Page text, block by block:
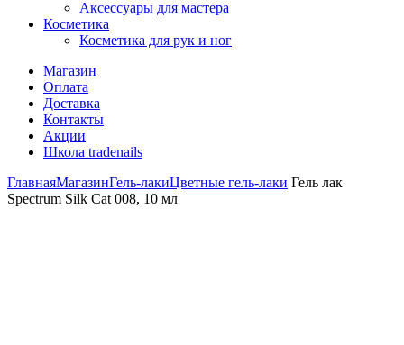
Аксессуары для мастера
Косметика
Косметика для рук и ног
Магазин
Оплата
Доставка
Контакты
Акции
Школа tradenails
ГлавнаяМагазинГель-лакиЦветные гель-лаки Гель лак
Spectrum Silk Cat 008, 10 мл